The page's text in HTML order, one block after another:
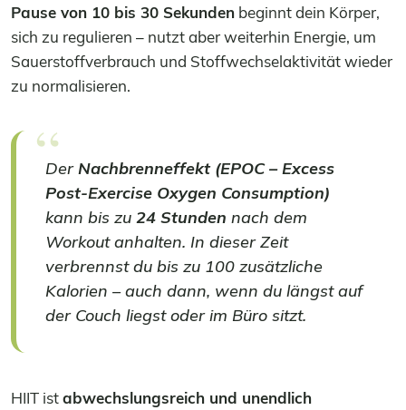
Pause von 10 bis 30 Sekunden beginnt dein Körper,
sich zu regulieren – nutzt aber weiterhin Energie, um
Sauerstoffverbrauch und Stoffwechselaktivität wieder
zu normalisieren.
Der Nachbrenneffekt (EPOC – Excess
Post-Exercise Oxygen Consumption)
kann bis zu 24 Stunden nach dem
Workout anhalten. In dieser Zeit
verbrennst du bis zu 100 zusätzliche
Kalorien – auch dann, wenn du längst auf
der Couch liegst oder im Büro sitzt.
HIIT istabwechslungsreich und unendlich